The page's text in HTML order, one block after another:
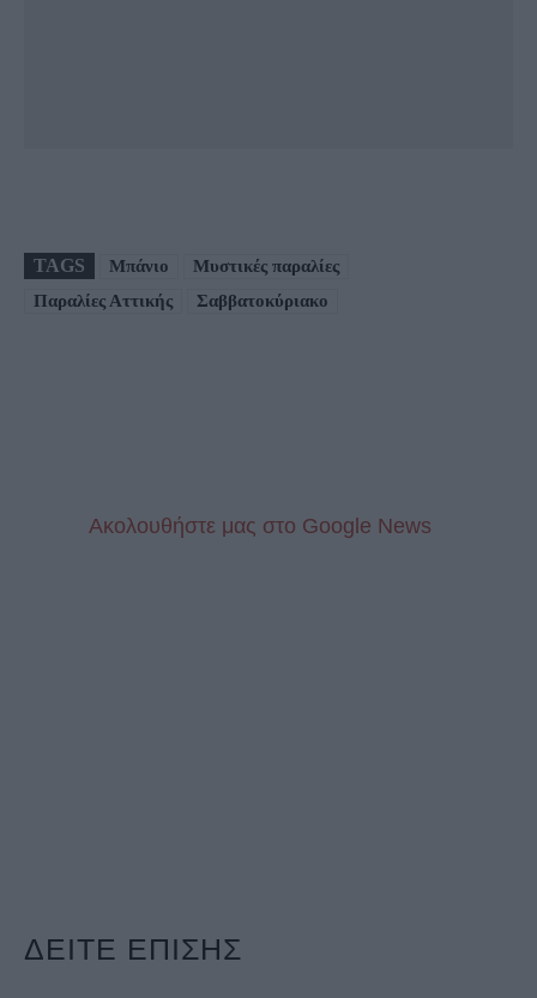
TAGS Μπάνιο
Μυστικές παραλίες
Παραλίες Αττικής
Σαββατοκύριακο
Aκολουθήστε μας στo Google News
ΔΕΙΤΕ ΕΠΙΣΗΣ